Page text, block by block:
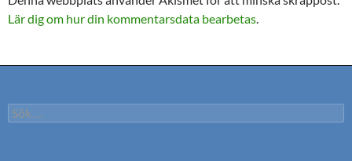
Lär dig om hur din kommentarsdata bearbetas
Sök
efter: